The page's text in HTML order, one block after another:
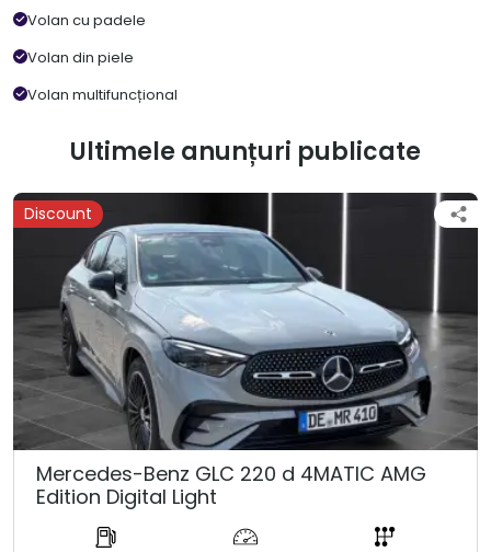
Volan cu padele
Volan din piele
Volan multifuncțional
Ultimele anunțuri publicate
Discount
Mercedes-Benz GLC 220 d 4MATIC AMG
Edition Digital Light